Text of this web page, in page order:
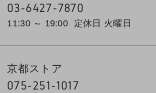
03-6427-7870
11:30 ～ 19:00 定休日 火曜日
京都ストア
075-251-1017